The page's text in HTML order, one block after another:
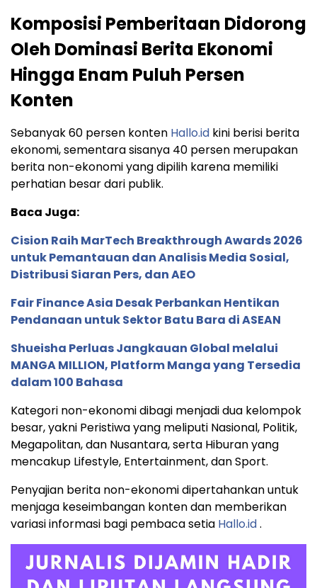
Komposisi Pemberitaan Didorong
Oleh Dominasi Berita Ekonomi
Hingga Enam Puluh Persen
Konten
Sebanyak 60 persen konten Hallo.id kini berisi berita
ekonomi, sementara sisanya 40 persen merupakan
berita non-ekonomi yang dipilih karena memiliki
perhatian besar dari publik.
Baca Juga:
Cision Raih MarTech Breakthrough Awards 2026
untuk Pemantauan dan Analisis Media Sosial,
Distribusi Siaran Pers, dan AEO
Fair Finance Asia Desak Perbankan Hentikan
Pendanaan untuk Sektor Batu Bara di ASEAN
Shueisha Perluas Jangkauan Global melalui
MANGA MILLION, Platform Manga yang Tersedia
dalam 100 Bahasa
Kategori non-ekonomi dibagi menjadi dua kelompok
besar, yakni Peristiwa yang meliputi Nasional, Politik,
Megapolitan, dan Nusantara, serta Hiburan yang
mencakup Lifestyle, Entertainment, dan Sport.
Penyajian berita non-ekonomi dipertahankan untuk
menjaga keseimbangan konten dan memberikan
variasi informasi bagi pembaca setia Hallo.id.